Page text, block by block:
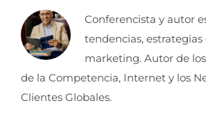
Conferencista y autor
tendencias, estrategias
marketing. Autor de
de la Competencia, Internet y los
Clientes Globales.